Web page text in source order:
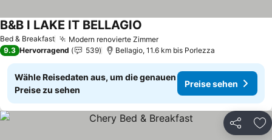
Bed & Breakfast Modern renovierte ZimmerPreise sehen
B&B I LAKE IT BELLAGIO
9.3 Hervorragend 539 Bellagio, 11.6 km bis Porlezza
Wähle Reisedaten aus, um die genauen
Preise zu sehen
Preise sehen
Teilen